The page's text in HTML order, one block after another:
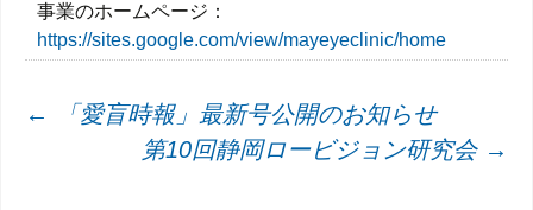
事業のホームページ：
https://sites.google.com/view/mayeyeclinic/home
投←
「愛盲時報」最新号公開のお知らせ
第10回静岡ロービジョン研究会 →